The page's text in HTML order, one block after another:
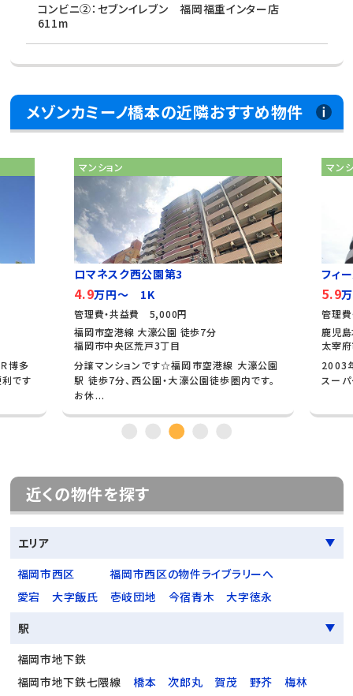
コンビニ②：セブンイレブン 福岡福重インター店
611m
メゾンカミーノ橋本の近隣おすすめ物件
博多
です
マンション
ロマネスク西公園第3
4.9万円～ 1K
管理費・共益費 5,000円
福岡市空港線 大濠公園 徒歩7分
福岡市中央区荒戸3丁目
分譲マンションです☆福岡市空港線 大濠公園
駅 徒歩7分、西公園・大濠公園徒歩圏内です。
お休...
マン
フィ
5.9
管理
鹿児
太宰
2003
スーパ
近くの物件を探す
エリア
福岡市西区
福岡市西区の物件ライブラリーへ
愛宕
大字飯氏 壱岐団地 今宿青木
大字徳永
駅
福岡市地下鉄
福岡市地下鉄七隈線
橋本 次郎丸 賀茂 野芥
梅林